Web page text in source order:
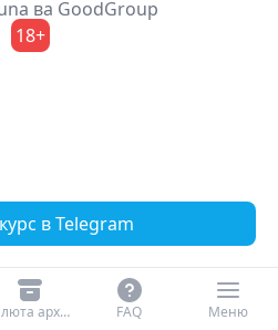
ва GoodGroup
18+
в Telegram
Валюта архиви FAQ Меню